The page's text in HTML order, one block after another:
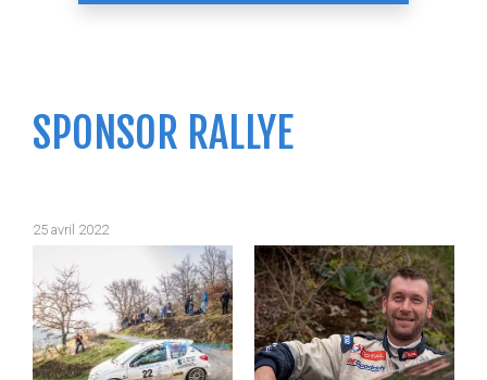
SPONSOR RALLYE
25 avril 2022